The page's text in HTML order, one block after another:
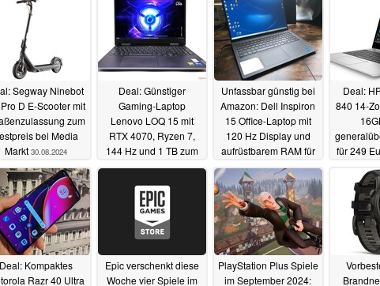
Segway Ninebot
D E-Scooter mit
zum
bei Media
Markt 30.08.2024
Deal: Günstiger
Gaming-Laptop
Lenovo LOQ 15 mit
RTX 4070, Ryzen 7,
144 Hz und 1 TB zum
Bestpreis bei
Unfassbar günstig bei
Amazon: Dell Inspiron
15 Office-Laptop mit
120 Hz Display und
aufrüstbarem RAM für
319 Euro30.08.2024
Deal:
840 14-
für 249
Deal: Kompaktes
Razr 40 Ultra
Epic verschenkt diese
Woche vier Spiele im
PlayStation Plus Spiele
im September 2024: